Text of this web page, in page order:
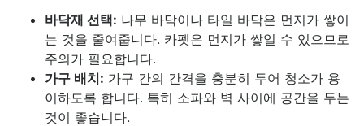
바닥재 선택: 나무 바닥이나 타일 바닥은 먼지가 쌓이
는 것을 줄여줍니다. 카펫은 먼지가 쌓일 수 있으므로
주의가 필요합니다.
가구 배치: 가구 간의 간격을 충분히 두어 청소가 용
이하도록 합니다. 특히 소파와 벽 사이에 공간을 두는
것이 좋습니다.